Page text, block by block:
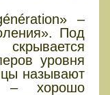
–
Под
уровня
называют
– хорошо